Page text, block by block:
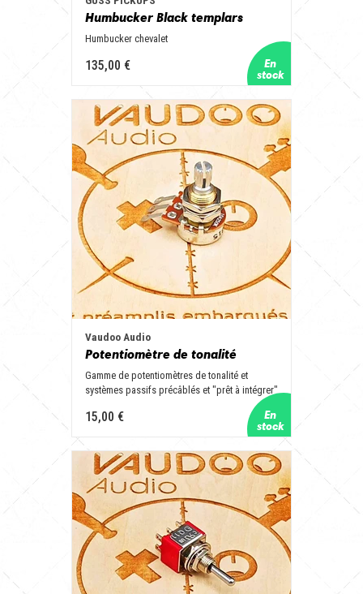
Humbucker Black templars
Humbucker chevalet
135,00 €
Vaudoo Audio
Potentiomètre de tonalité
Gamme de potentiomètres de tonalité et
systèmes passifs précâblés et "prêt à intégrer"
15,00 €